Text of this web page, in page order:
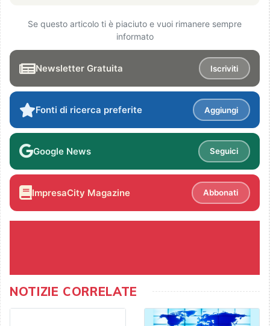
Se questo articolo ti è piaciuto e vuoi rimanere sempre
informato
Newsletter Gratuita Iscriviti
Fonti di ricerca preferite Aggiungi
Google News Seguici
ImpresaCity Magazine Abbonati
NOTIZIE CORRELATE